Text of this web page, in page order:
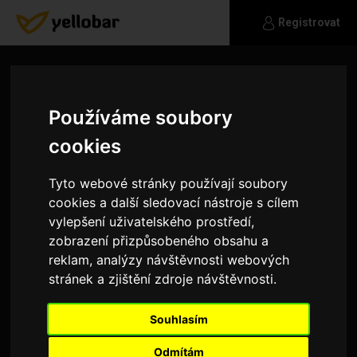
Používáme soubory
cookies
Tyto webové stránky používají soubory
cookies a další sledovací nástroje s cílem
vylepšení uživatelského prostředí,
zobrazení přizpůsobeného obsahu a
reklam, analýzy návštěvnosti webových
stránek a zjištění zdroje návštěvnosti.
Souhlasím
Odmítám
Registrovat
Baculka50
Jsem rozvedená 50 let 165 cm postava při těle.
Mám 15 letou dceru. Hledám muže na vážný